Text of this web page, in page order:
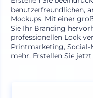
benutzerfreundlichen,
Mockups. Mit einer
Sie Ihr Branding
professionellen Look
Printmarketing, Social-
mehr. Erstellen Sie